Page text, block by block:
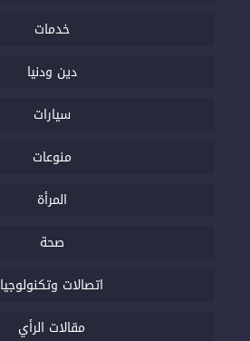
خدمات
دين ودنيا
سيارات
منوعات
المرأة
صحة
اتصالات وتكنولوجيا
مقالات الرأي